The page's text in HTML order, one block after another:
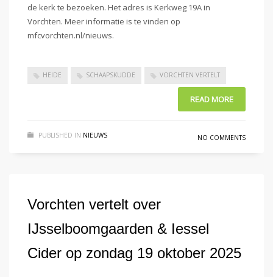
de kerk te bezoeken. Het adres is Kerkweg 19A in
Vorchten. Meer informatie is te vinden op
mfcvorchten.nl/nieuws.
HEIDE SCHAAPSKUDDE VORCHTEN VERTELT
READ MORE
PUBLISHED IN NIEUWS NO COMMENTS
Vorchten vertelt over
IJsselboomgaarden & Iessel
Cider op zondag 19 oktober 2025